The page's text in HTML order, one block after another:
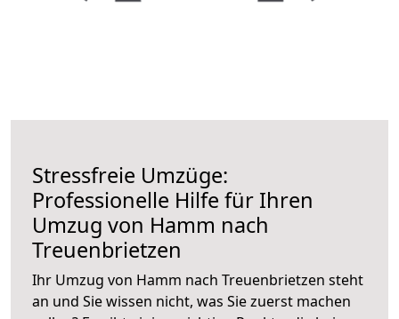
Stressfreie Umzüge:
Professionelle Hilfe für Ihren
Umzug von Hamm nach
Treuenbrietzen
Ihr Umzug von Hamm nach Treuenbrietzen steht
an und Sie wissen nicht, was Sie zuerst machen